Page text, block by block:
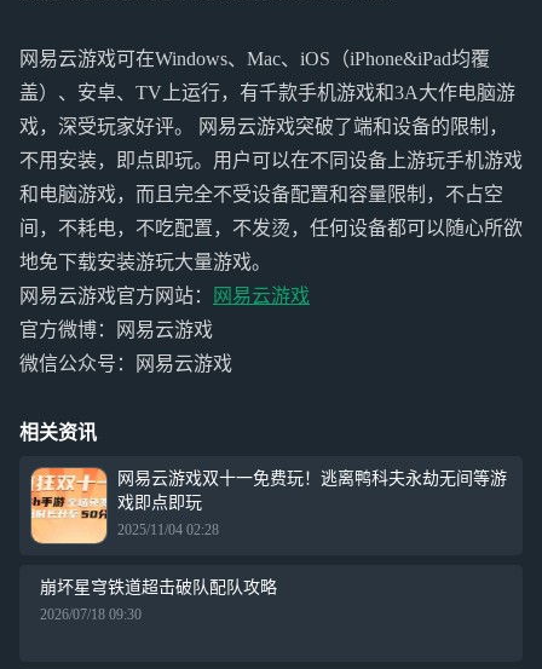
网易云游戏可在Windows、Mac、iOS（iPhone&iPad均覆
盖）、安卓、TV上运行，有千款手机游戏和3A大作电脑游
戏，深受玩家好评。 网易云游戏突破了端和设备的限制，
不用安装，即点即玩。用户可以在不同设备上游玩手机游戏
和电脑游戏，而且完全不受设备配置和容量限制，不占空
间，不耗电，不吃配置，不发烫，任何设备都可以随心所欲
地免下载安装游玩大量游戏。
网易云游戏官方网站：
网易云游戏
官方微博：网易云游戏
微信公众号：网易云游戏
相关资讯
网易云游戏双十一免费玩！逃离鸭科夫永劫无间等游
戏即点即玩
2025/11/04 02:28
崩坏星穹铁道超击破队配队攻略
2026/07/18 09:30